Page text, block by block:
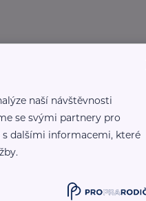
naší návštěvnosti
se svými partnery pro
dalšími informacemi, které